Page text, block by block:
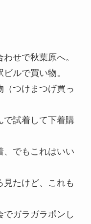
で秋葉原へ。
で買い物。
つけまつげ買っ
試着して下着購
でもこれはいい
たけど、これも
ガラガラポンし